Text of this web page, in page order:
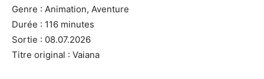
Genre : Animation, Aventure
Durée : 116 minutes
Sortie : 08.07.2026
Titre original : Vaiana